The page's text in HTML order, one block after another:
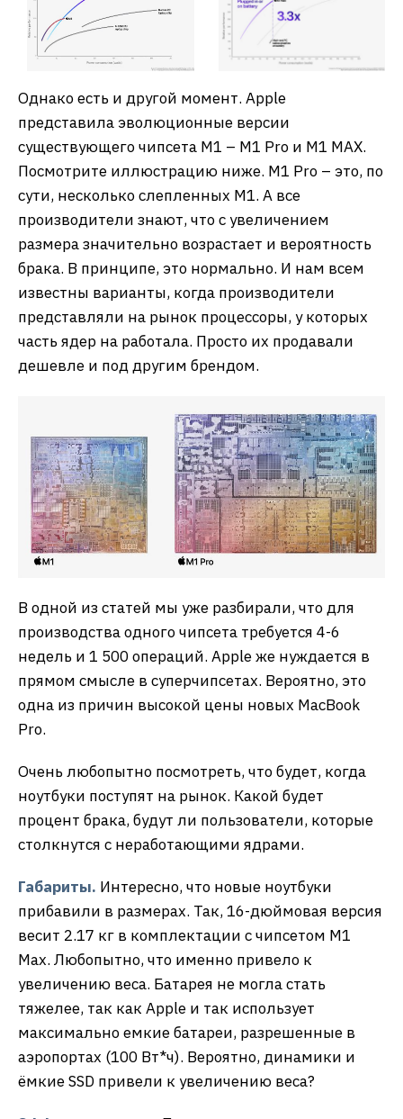
Однако есть и другой момент. Apple
представила эволюционные версии
существующего чипсета М1 – М1 Pro и M1 MAX.
Посмотрите иллюстрацию ниже. M1 Pro – это, по
сути, несколько слепленных М1. А все
производители знают, что с увеличением
размера значительно возрастает и вероятность
брака. В принципе, это нормально. И нам всем
известны варианты, когда производители
представляли на рынок процессоры, у которых
часть ядер на работала. Просто их продавали
дешевле и под другим брендом.
В одной из статей мы уже разбирали, что для
производства одного чипсета требуется 4-6
недель и 1 500 операций. Apple же нуждается в
прямом смысле в суперчипсетах. Вероятно, это
одна из причин высокой цены новых MacBook
Pro.
Очень любопытно посмотреть, что будет, когда
ноутбуки поступят на рынок. Какой будет
процент брака, будут ли пользователи, которые
столкнутся с неработающими ядрами.
Габариты. Интересно, что новые ноутбуки
прибавили в размерах. Так, 16-дюймовая версия
весит 2.17 кг в комплектации с чипсетом М1
Max. Любопытно, что именно привело к
увеличению веса. Батарея не могла стать
тяжелее, так как Apple и так использует
максимально емкие батареи, разрешенные в
аэропортах (100 Вт*ч). Вероятно, динамики и
ёмкие SSD привели к увеличению веса?